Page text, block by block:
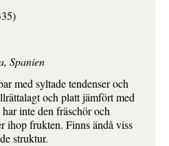
Spanien
med syltade tendenser och
och platt jämfört med
inte den fräschör och
ihop frukten. Finns ändå viss
struktur.